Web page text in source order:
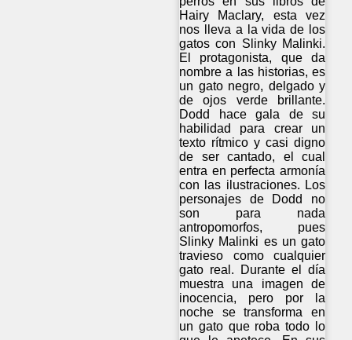
Hairy Maclary, esta vez
nos lleva a la vida de los
gatos con Slinky Malinki.
El protagonista, que da
nombre a las historias, es
un gato negro, delgado y
de ojos verde brillante.
Dodd hace gala de su
habilidad para crear un
texto rítmico y casi digno
de ser cantado, el cual
entra en perfecta armonía
con las ilustraciones. Los
personajes de Dodd no
son para nada
antropomorfos, pues
Slinky Malinki es un gato
travieso como cualquier
gato real. Durante el día
muestra una imagen de
inocencia, pero por la
noche se transforma en
un gato que roba todo lo